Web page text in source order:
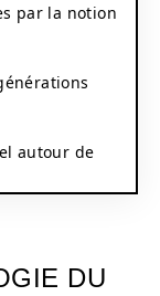
par la notion
autour de
DU